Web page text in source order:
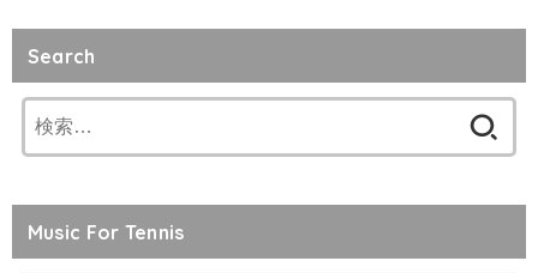
Search
索:
Music For Tennis